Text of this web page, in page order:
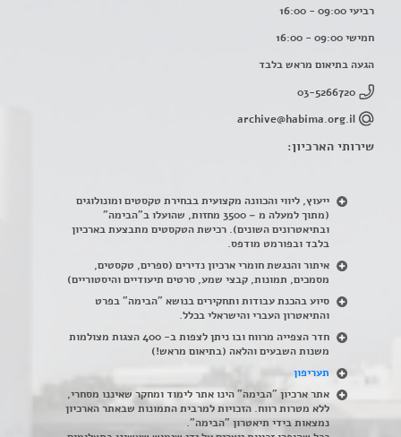
רביעי 09:00 - 16:00
חמישי 09:00 - 16:00
הגעה בתיאום מראש בלבד
03-5266720
archive@habima.org.il
שירותי הארכיון:
ייעוץ, ליווי והכוונה מקצועית בבחירת טקסטים ומונולוגים
(מתוך למעלה מ – 3500 מחזות, שהועלו ב"הבימה"
ובתיאטרונים השונים). רכישת הטקסטים מתבצעת בארכיון
בלבד ובפורמט מודפס.
איתור והנגשת חומרי ארכיון נדירים (ספרים, טקסטים,
מסמכים, תמונות, קבצי שמע, סרטים תיעודיים והיסטוריים)
סיוע בהכנת עבודות ותחקירים בנושא "הבימה" בפרט
והתיאטרון העברי והישראלי בכלל.
חדר הצפייה מרווח ובו ניתן לצפות ב- 400 הצגות מצולמות
משנות השבעים והלאה (בתיאום מראש!)
תעריפון
אתר ארכיון "הבימה" הינו אתר לימוד ומחקר שאיננו מסחרי,
ללא מטרות רווח. הזכויות למרבית התמונות שבאתר הארכיון
נמצאות בידי תיאטרון "הבימה".